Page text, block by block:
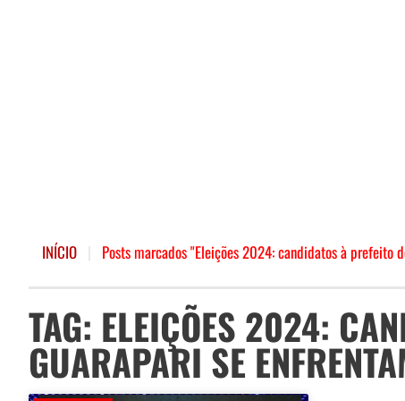
INÍCIO Posts marcados "Eleições 2024: candidatos à prefeito
TAG: ELEIÇÕES 2024:
GUARAPARI SE